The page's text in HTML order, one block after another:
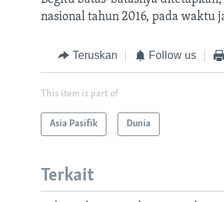
nasional tahun 2016, pada waktu
Teruskan Follow us
This item is part of
Asia Pasifik Dunia
Terkait